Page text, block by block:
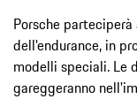
Porsche
dell'endurance, in
modelli speciali. Le
gareggeranno